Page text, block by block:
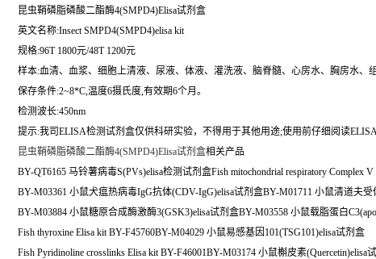
昆虫鞘磷脂磷酸二酯酶4(SMPD4)Elisa试剂盒
英文名称:Insect SMPD4(SMPD4)elisa kit
规格:96T 1800元/48T 1200元
样本:血清、血浆、细胞上清液、尿液、体液、灌洗液、脑脊髓、心房水、胸房水、组
保存条件:2~8*C,温度6摄氏度,有效期6个月。
检测波长:450nm
提示:我司ELISA检测试剂盒仅供科研实验，不得用于其他用途;使用前仔细阅读
昆虫鞘磷脂磷酸二酯酶4(SMPD4)Elisa试剂盒相关产品
BY-QT6165 马铃薯病毒S(PVs)elisa检测试剂盒Fish mitochondrial respiratory Complex
BY-M03361 小鼠犬瘟热病毒IgG抗体(CDV-IgG)elisa试剂盒BY-M01711 小鼠清道夫
BY-M03884 小鼠糖原合成酶激酶3(GSK3)elisa试剂盒BY-M03558 小鼠载脂蛋白
Fish thyroxine Elisa kit BY-F45760BY-M04029 小鼠易感基因101(TSG101)elisa试剂盒
Fish Pyridinoline crosslinks Elisa kit BY-F46001BY-M03174 小鼠槲皮素(Quercetin)elisa